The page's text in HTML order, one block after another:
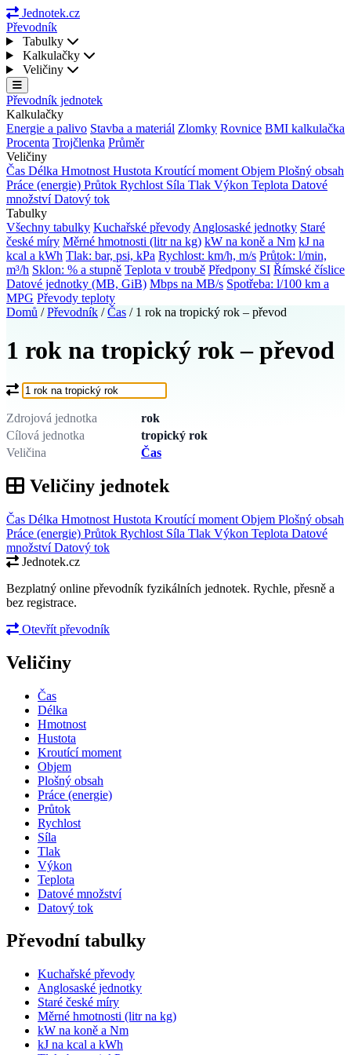
Jednotek.cz
Převodník
Tabulky
Kalkulačky
Veličiny
Převodník jednotek
Kalkulačky
Energie a palivo Stavba a materiál Zlomky Rovnice BMI kalkulačka
Procenta Trojčlenka Průměr
Veličiny
Čas Délka Hmotnost Hustota Kroutící moment Objem Plošný obsah
Práce (energie) Průtok Rychlost Síla Tlak Výkon Teplota Datové
množstvíDatový tok
Tabulky
Všechny tabulky Kuchařské převody Anglosaské jednotky Staré
české míry Měrné hmotnosti (litr na kg) kW na koně a Nm kJ na
kcal a kWh Tlak: bar, psi, kPa Rychlost: km/h, m/s Průtok: l/min,
m³/h Sklon: % a stupně Teplota v troubě Předpony SI Římské číslice
Datové jednotky (MB, GiB) Mbps na MB/s Spotřeba: l/100 km a
MPG Převody teploty
Domů / Převodník / Čas / 1 rok na tropický rok – převod
1 rok na tropický rok – převod
Co chcete převést?
Zdrojová jednotka
rok
Cílová jednotka
tropický rok
Veličina
Čas
Veličiny jednotek
Čas Délka Hmotnost Hustota Kroutící moment Objem Plošný obsah
Práce (energie) Průtok Rychlost Síla Tlak Výkon Teplota Datové
množstvíDatový tok
Jednotek.cz
Bezplatný online převodník fyzikálních jednotek. Rychle, přesně a
bez registrace.
Otevřít převodník
Veličiny
Čas
Délka
Hmotnost
Hustota
Kroutící moment
Objem
Plošný obsah
Práce (energie)
Průtok
Rychlost
Síla
Tlak
Výkon
Teplota
Datové množství
Datový tok
Převodní tabulky
Kuchařské převody
Anglosaské jednotky
Staré české míry
Měrné hmotnosti (litr na kg)
kW na koně a Nm
kJ na kcal a kWh